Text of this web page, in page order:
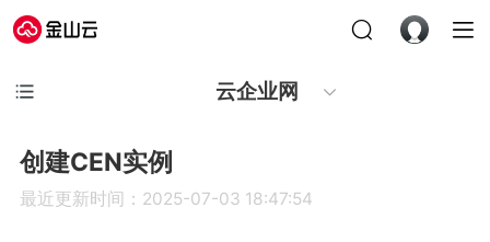
云企业网
创建CEN实例
最近更新时间：2025-07-03 18:47:54